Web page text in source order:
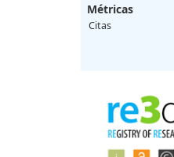
Métricas
Citas